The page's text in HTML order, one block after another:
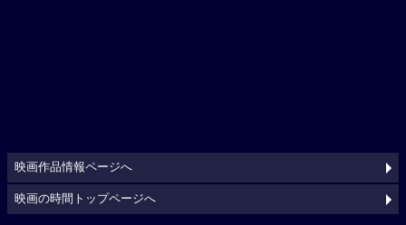
映画作品情報ページへ
映画の時間トップページへ